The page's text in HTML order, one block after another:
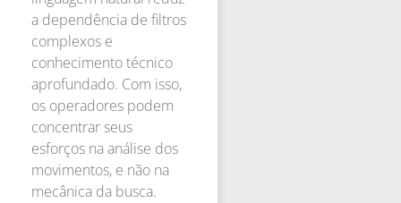
a dependência de filtros
complexos e
conhecimento técnico
aprofundado. Com isso,
os operadores podem
concentrar seus
esforços na análise dos
movimentos, e não na
mecânica da busca.